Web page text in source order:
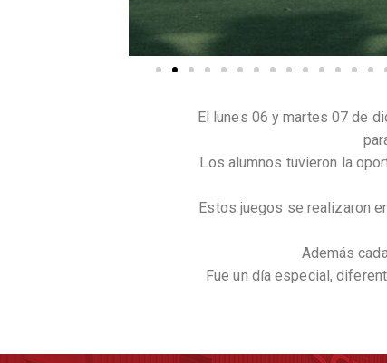
El lunes 06 y martes 07 de
Los alumnos tuvieron la
Estos juegos se realizaron
Además
Fue un día especial,